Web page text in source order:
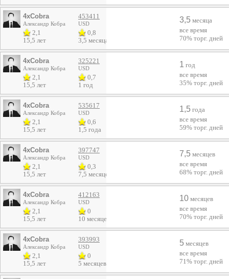
4xCobra
Александр Кобра
2,1
15,5 лет
453411
USD
0,8
3,5 месяца
3,5 месяца
все время
70% торг. дней
4xCobra
Александр Кобра
2,1
15,5 лет
325221
USD
0,7
1 год
1 год
все время
35% торг. дней
4xCobra
Александр Кобра
2,1
15,5 лет
535617
USD
0,6
1,5 года
1,5 года
все время
59% торг. дней
4xCobra
Александр Кобра
2,1
15,5 лет
397747
USD
0,3
7,5 месяцев
7,5 месяцев
все время
68% торг. дней
4xCobra
Александр Кобра
2,1
15,5 лет
412163
USD
0
10 месяцев
10 месяцев
все время
70% торг. дней
4xCobra
Александр Кобра
2,1
15,5 лет
393993
USD
0
5 месяцев
5 месяцев
все время
71% торг. дней